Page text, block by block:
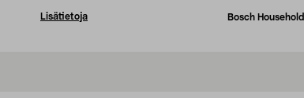
Lisätietoja Bosch Household